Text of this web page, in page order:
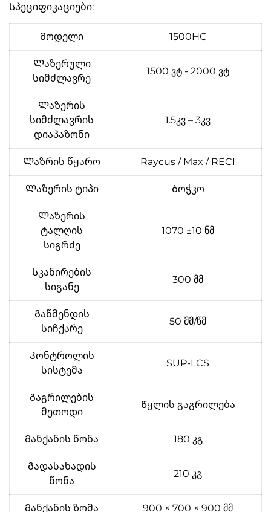
Სპეციფიკაციები:
Მოდელი 1500HC
Ლაზერული
სიმძლავრე
1500 ვტ - 2000 ვტ
Ლაზერის
სიმძლავრის
დიაპაზონი
1.5კვ – 3კვ
Ლაზრის წყარო Raycus / Max / RECI
Ლაზერის ტიპი Ბოჭკო
Ლაზერის
ტალღის
სიგრძე
1070 ±10 ნმ
Სკანირების
სიგანე
300 მმ
Გაწმენდის
სიჩქარე
50 მმ/წმ
Კონტროლის
სისტემა
SUP-LCS
Გაგრილების
მეთოდი
Წყლის გაგრილება
Მანქანის წონა 180 კგ
Გადასახადის
წონა
210 კგ
Მანქანის ზომა 900 × 700 × 900 მმ